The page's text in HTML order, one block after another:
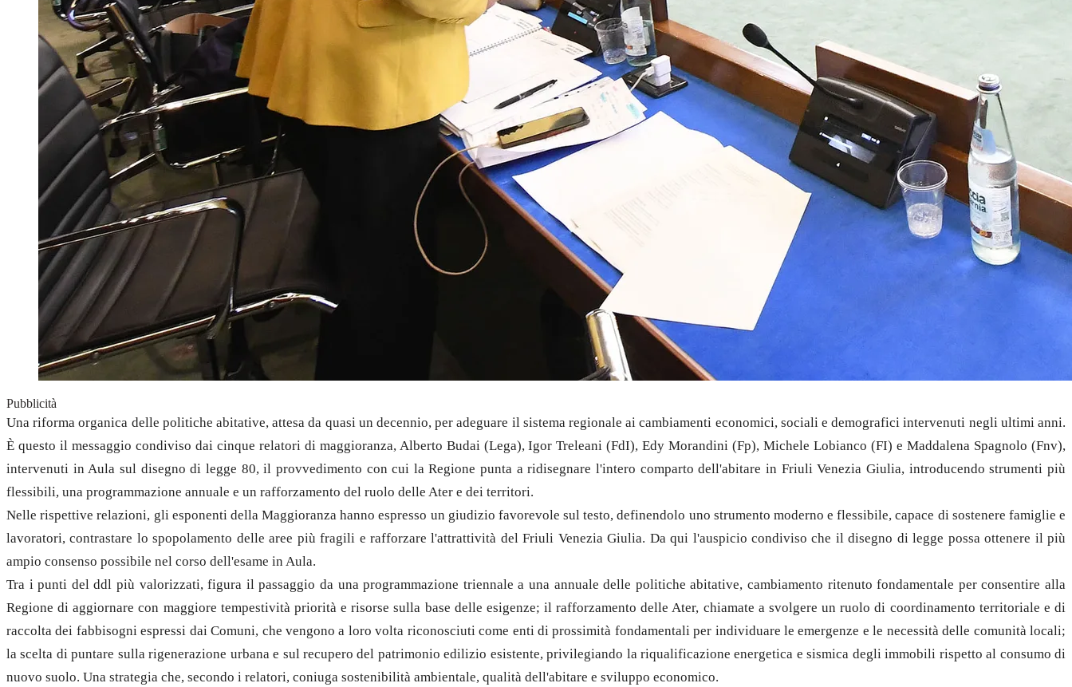
Pubblicità
Una riforma organica delle politiche abitative, attesa da quasi un decennio, per adeguare il sistema regionale ai cambiamenti economici, sociali e demografici intervenuti negli ultimi anni.
È questo il messaggio condiviso dai cinque relatori di maggioranza, Alberto Budai (Lega), Igor Treleani (FdI), Edy Morandini (Fp), Michele Lobianco (FI) e Maddalena Spagnolo (Fnv),
intervenuti in Aula sul disegno di legge 80, il provvedimento con cui la Regione punta a ridisegnare l'intero comparto dell'abitare in Friuli Venezia Giulia, introducendo strumenti più
flessibili, una programmazione annuale e un rafforzamento del ruolo delle Ater e dei territori.
Nelle rispettive relazioni, gli esponenti della Maggioranza hanno espresso un giudizio favorevole sul testo, definendolo uno strumento moderno e flessibile, capace di sostenere famiglie e
lavoratori, contrastare lo spopolamento delle aree più fragili e rafforzare l'attrattività del Friuli Venezia Giulia. Da qui l'auspicio condiviso che il disegno di legge possa ottenere il più
ampio consenso possibile nel corso dell'esame in Aula.
Tra i punti del ddl più valorizzati, figura il passaggio da una programmazione triennale a una annuale delle politiche abitative, cambiamento ritenuto fondamentale per consentire alla
Regione di aggiornare con maggiore tempestività priorità e risorse sulla base delle esigenze; il rafforzamento delle Ater, chiamate a svolgere un ruolo di coordinamento territoriale e di
raccolta dei fabbisogni espressi dai Comuni, che vengono a loro volta riconosciuti come enti di prossimità fondamentali per individuare le emergenze e le necessità delle comunità locali;
la scelta di puntare sulla rigenerazione urbana e sul recupero del patrimonio edilizio esistente, privilegiando la riqualificazione energetica e sismica degli immobili rispetto al consumo di
nuovo suolo. Una strategia che, secondo i relatori, coniuga sostenibilità ambientale, qualità dell'abitare e sviluppo economico.